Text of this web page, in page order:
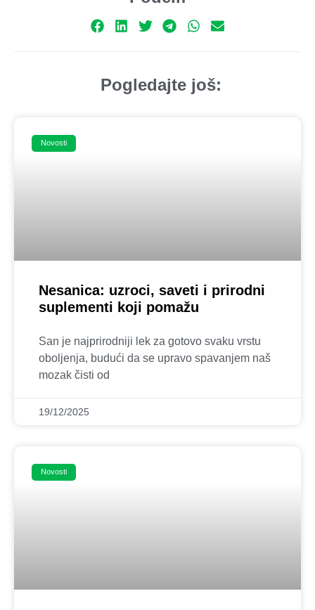
Pogledajte još:
Novosti
Nesanica: uzroci, saveti i prirodni
suplementi koji pomažu
San je najprirodniji lek za gotovo svaku vrstu
oboljenja, budući da se upravo spavanjem naš
mozak čisti od
19/12/2025
Novosti